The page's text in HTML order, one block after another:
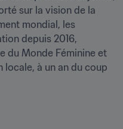
sur la vision de la
mondial, les
depuis 2016,
du Monde Féminine et
locale, à un an du coup